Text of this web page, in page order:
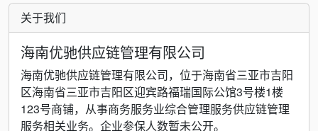
关于我们
海南优驰供应链管理有限公司
海南优驰供应链管理有限公司，位于海南省三亚市吉阳
区海南省三亚市吉阳区迎宾路福瑞国际公馆3号楼1楼
123号商铺，从事商务服务业综合管理服务供应链管理
服务相关业务。企业参保人数暂未公开。